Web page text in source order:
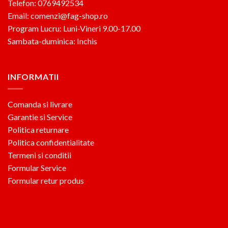
Telefon: 0769492534
Email: comenzi@fag-shop.ro
Program Lucru: Luni-Vineri 9.00-17.00
Sambata-duminica: Inchis
INFORMATII
Comanda si livrare
Garantie si Service
Politica returnare
Politica confidentialitate
Termeni si conditii
Formular Service
Formular retur produs